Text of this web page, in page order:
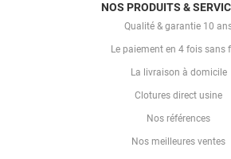
NOS PRODUITS &
Qualité & garantie 10
Le paiement en 4 fois sans
La livraison à domicile
Clotures direct usine
Nos références
Nos meilleures ventes